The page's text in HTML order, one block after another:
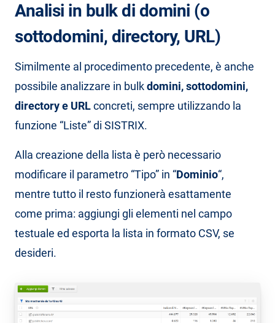
Analisi in bulk di domini (o
sottodomini, directory, URL)
Similmente al procedimento precedente, è anche
possibile analizzare in bulkdomini, sottodomini,
directory e URLconcreti, sempre utilizzando la
funzione “Liste” di SISTRIX.
Alla creazione della lista è però necessario
modificare il parametro “Tipo” in “Dominio“,
mentre tutto il resto funzionerà esattamente
come prima: aggiungi gli elementi nel campo
testuale ed esporta la lista in formato CSV, se
desideri.